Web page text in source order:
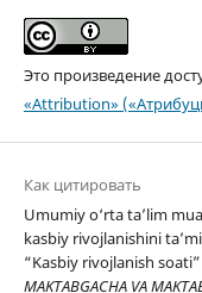
Это произведение
«Attribution»
Как цитировать
Umumiy o‘rta ta’lim
kasbiy rivojlanishini
“Kasbiy rivojlanish
MAKTABGACHA VA